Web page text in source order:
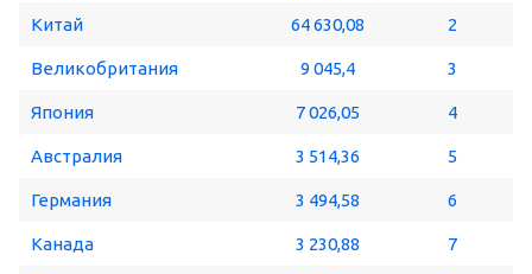
Китай 64 630,08 2
Великобритания 9 045,4 3
Япония 7 026,05 4
Австралия 3 514,36 5
Германия 3 494,58 6
Канада 3 230,88 7